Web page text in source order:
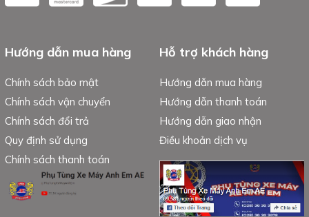
Hướng dẫn mua hàng
Chính sách bảo mật
Chính sách vận chuyển
Chính sách đổi trả
Quy định sử dụng
Chính sách thanh toán
Hỗ trợ khách hàng
Hướng dẫn mua hàng
Hướng dẫn thanh toán
Hướng dẫn giao nhận
Điều khoản dịch vụ